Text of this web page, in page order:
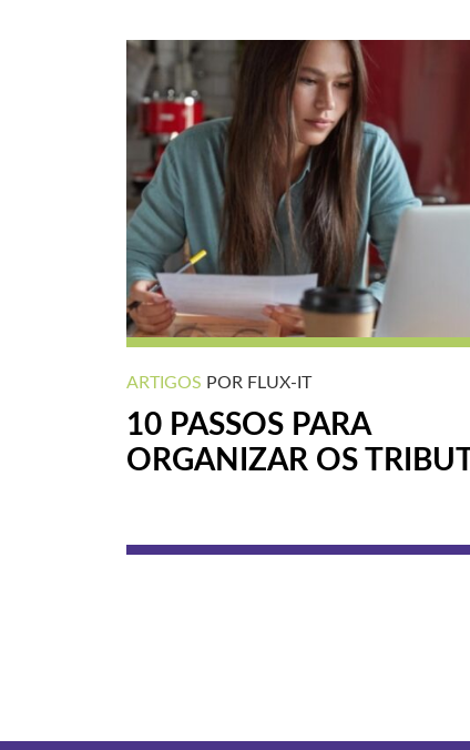
ARTIGOS POR FLUX-IT
10 PASSOS PARA
ORGANIZAR OS